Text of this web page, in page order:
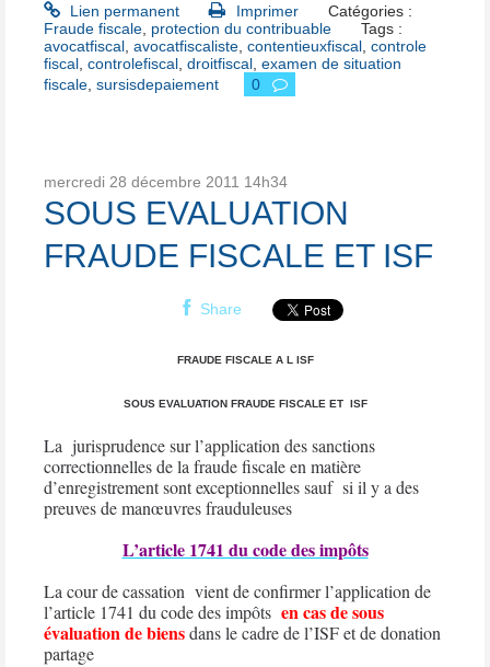
Lien permanent Imprimer
Catégories :
Fraude fiscale protection du contribuable
Tags :
avocatfiscal avocatfiscaliste contentieuxfiscal controle
fiscal controlefiscal droitfiscal examen de situation
fiscale sursisdepaiement 0
mercredi 28 décembre 2011 14h34
SOUS EVALUATION
FRAUDE FISCALE ET ISF
Share
FRAUDE FISCALE A L ISF
SOUS EVALUATION FRAUDE FISCALE ET ISF
La jurisprudence sur l’application des sanctions
correctionnelles de la fraude fiscale en matière
d’enregistrement sont exceptionnelles sauf si il y a des
preuves de manœuvres frauduleuses
L’article 1741 du code des impôts
La cour de cassation vient de confirmer l’application de
l’article 1741 du code des impôts en cas de sous
évaluation de biensdans le cadre de l’ISF et de donation
partage